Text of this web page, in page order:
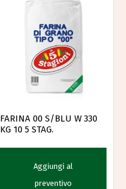
FARINA 00 S/BLU W 330
KG 10 5 STAG.
Aggiungi al
preventivo